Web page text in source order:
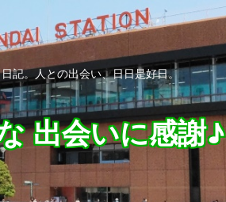
記。人との出会い、日日是好日。
出会いに感謝♪